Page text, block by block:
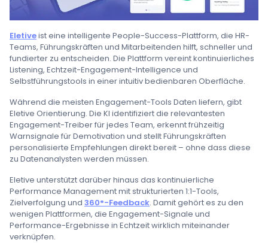
Eletiveist eine intelligente People-Success-Plattform, die HR-
Teams, Führungskräften und Mitarbeitenden hilft, schneller und
fundierter zu entscheiden. Die Plattform vereint kontinuierliches
Listening, Echtzeit-Engagement-Intelligence und
Selbstführungstools in einer intuitiv bedienbaren Oberfläche.
Während die meisten Engagement-Tools Daten liefern, gibt
Eletive Orientierung. Die KI identifiziert die relevantesten
Engagement-Treiber für jedes Team, erkennt frühzeitig
Warnsignale für Demotivation und stellt Führungskräften
personalisierte Empfehlungen direkt bereit – ohne dass diese
zu Datenanalysten werden müssen.
Eletive unterstützt darüber hinaus das kontinuierliche
Performance Management mit strukturierten 1:1-Tools,
Zielverfolgung und 360°-Feedback. Damit gehört es zu den
wenigen Plattformen, die Engagement-Signale und
Performance-Ergebnisse in Echtzeit wirklich miteinander
verknüpfen.